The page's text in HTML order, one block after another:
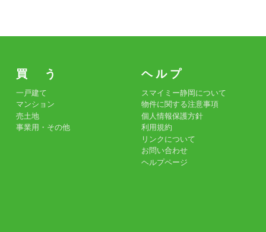
買 う
一戸建て
マンション
売土地
事業用・その他
ヘ ル プ
スマイミー静岡について
物件に関する注意事項
個人情報保護方針
利用規約
リンクについて
お問い合わせ
ヘルプページ